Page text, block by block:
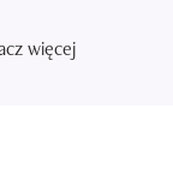
więcej